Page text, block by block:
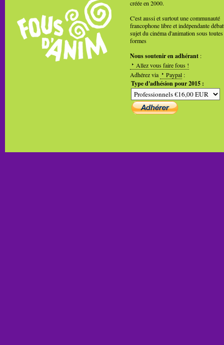
créée en 2000.
C'est aussi et surtout une communauté
francophone libre et indépendante
sujet du cinéma d'animation sous toutes
formes
Nous soutenir en adhérant :
Allez vous faire fous !
Adhérez via
Paypal :
Type d'adhésion pour 2015 :